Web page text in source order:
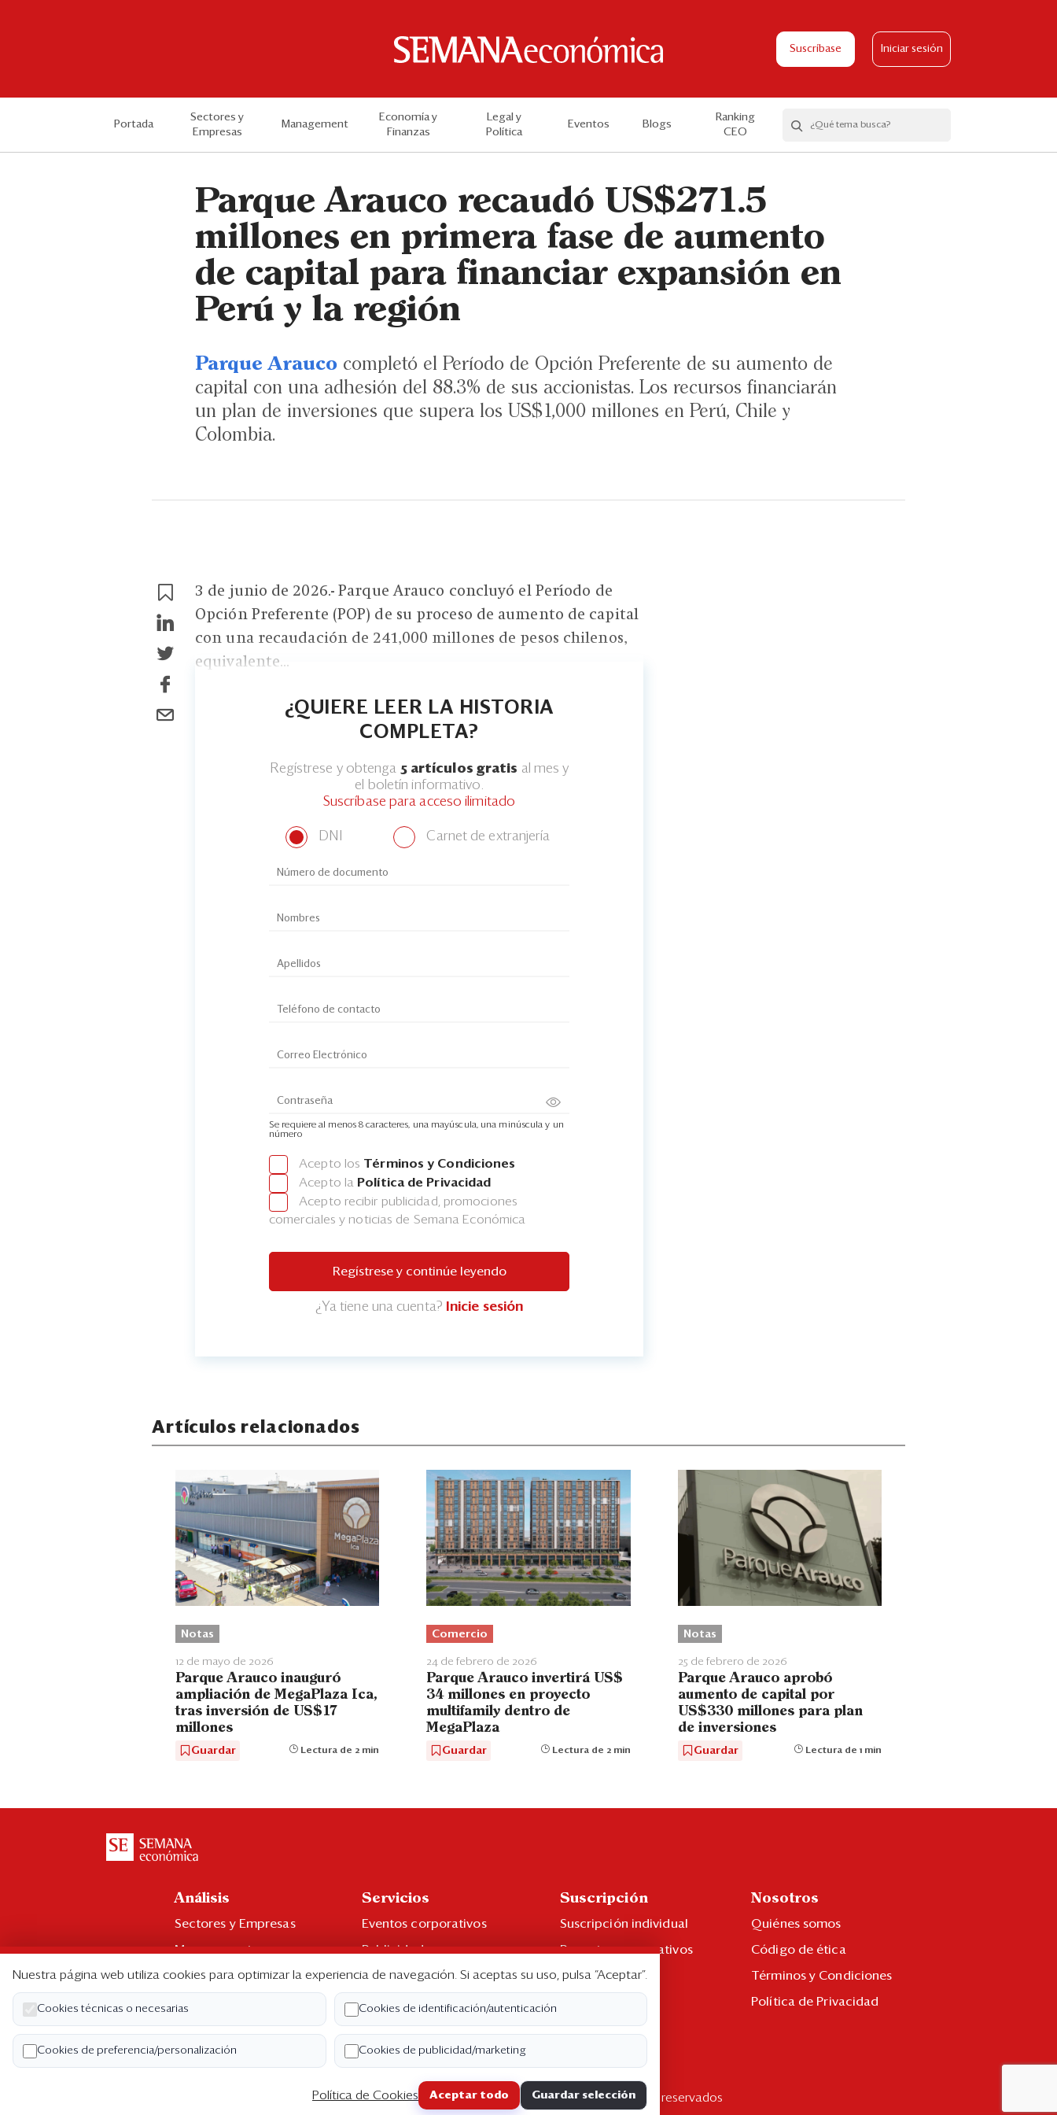
Suscríbase Iniciar sesión
Portada
Sectores y
Empresas
Management
Economía y
Finanzas
Legal y
Política
Eventos Blogs
Ranking
CEO
Parque Arauco recaudó US$271.5
millones en primera fase de aumento
de capital para financiar expansión en
Perú y la región
Parque Arauco completó el Período de Opción Preferente de su aumento de
capital con una adhesión del 88.3% de sus accionistas. Los recursos financiarán
un plan de inversiones que supera los US$1,000 millones en Perú, Chile y
Colombia.
3 de junio de 2026.- Parque Arauco concluyó el Período de
Opción Preferente (POP) de su proceso de aumento de capital
con una recaudación de 241,000 millones de pesos chilenos,
equivalente...
¿QUIERE LEER LA HISTORIA
COMPLETA?
Regístrese y obtenga 5 artículos gratis al mes y
el boletín informativo.
Suscríbase para acceso ilimitado
DNI Carnet de extranjería
Se requiere al menos 8 caracteres, una mayúscula, una minúscula y un
número
Acepto los Términos y Condiciones
Acepto la Política de Privacidad
Acepto recibir publicidad, promociones
comerciales y noticias de Semana Económica
Regístrese y continúe leyendo
¿Ya tiene una cuenta? Inicie sesión
Artículos relacionados
Notas
12 de mayo de 2026
Parque Arauco inauguró
ampliación de MegaPlaza Ica,
tras inversión de US$17
millones
Guardar Lectura de 2 min
Comercio
24 de febrero de 2026
Parque Arauco invertirá US$
34 millones en proyecto
multifamily dentro de
MegaPlaza
Guardar Lectura de 2 min
Notas
25 de febrero de 2026
Parque Arauco aprobó
aumento de capital por
US$330 millones para plan
de inversiones
Guardar Lectura de 1 min
Análisis
Sectores y Empresas
Management
Economía y Finanzas
Ranking CEO
Blogs
Servicios
Eventos corporativos
Publicidad
Contáctenos
Libro de reclamaciones
Suscripción
Suscripción individual
Paquetes corporativos
Edición Impresa
Nosotros
Quiénes somos
Código de ética
Términos y Condiciones
Política de Privacidad
Copyright ©2026 Semana Económica. Todos los derechos reservados
Nuestra página web utiliza cookies para optimizar la experiencia de navegación. Si aceptas su uso, pulsa “Aceptar”.
Cookies técnicas o necesarias Cookies de identificación/autenticación
Cookies de preferencia/personalización Cookies de publicidad/marketing
Política de Cookies Aceptar todo Guardar selección